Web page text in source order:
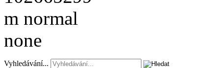
Vyhledávání...